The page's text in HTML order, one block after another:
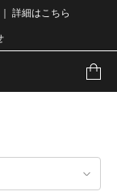
詳細はこちら